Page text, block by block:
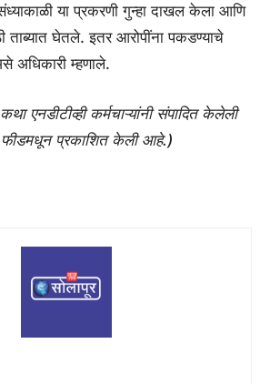
या प्रकरणी गुन्हा दाखल केला आणि
ताब्यात घेतले. इतर आरोपींना पकडण्याचे
म्हणाले.
एनडीटीव्ही कर्मचाऱ्यांनी संपादित केलेली
फीडमधून प्रकाशित केली आहे.)